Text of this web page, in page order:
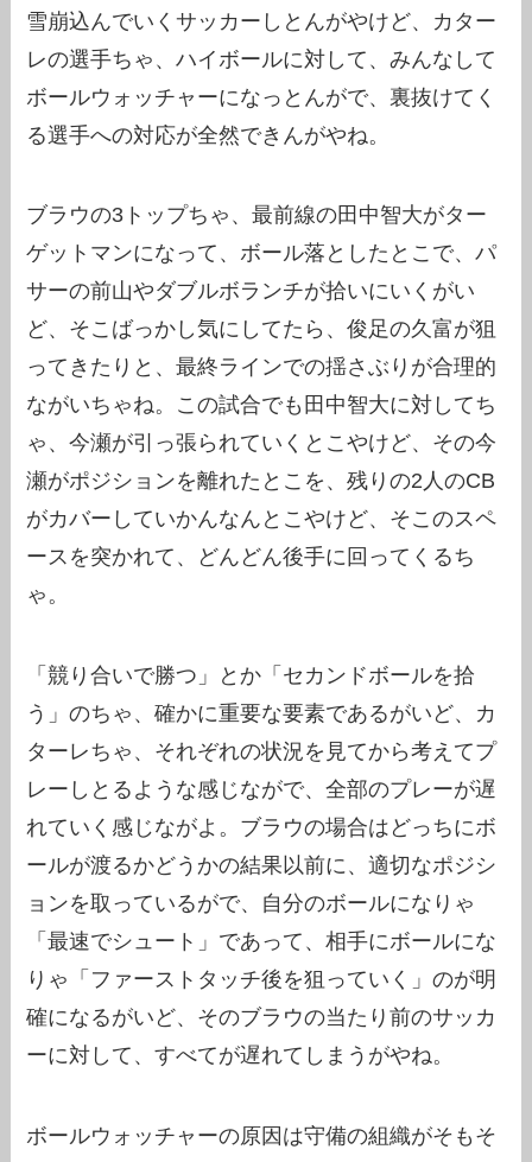
雪崩込んでいくサッカーしとんがやけど、カター
レの選手ちゃ、ハイボールに対して、みんなして
ボールウォッチャーになっとんがで、裏抜けてく
る選手への対応が全然できんがやね。
ブラウの3トップちゃ、最前線の田中智大がター
ゲットマンになって、ボール落としたとこで、パ
サーの前山やダブルボランチが拾いにいくがい
ど、そこばっかし気にしてたら、俊足の久富が狙
ってきたりと、最終ラインでの揺さぶりが合理的
ながいちゃね。この試合でも田中智大に対してち
ゃ、今瀬が引っ張られていくとこやけど、その今
瀬がポジションを離れたとこを、残りの2人のCB
がカバーしていかんなんとこやけど、そこのスペ
ースを突かれて、どんどん後手に回ってくるち
ゃ。
「競り合いで勝つ」とか「セカンドボールを拾
う」のちゃ、確かに重要な要素であるがいど、カ
ターレちゃ、それぞれの状況を見てから考えてプ
レーしとるような感じながで、全部のプレーが遅
れていく感じながよ。ブラウの場合はどっちにボ
ールが渡るかどうかの結果以前に、適切なポジシ
ョンを取っているがで、自分のボールになりゃ
「最速でシュート」であって、相手にボールにな
りゃ「ファーストタッチ後を狙っていく」のが明
確になるがいど、そのブラウの当たり前のサッカ
ーに対して、すべてが遅れてしまうがやね。
ボールウォッチャーの原因は守備の組織がそもそ